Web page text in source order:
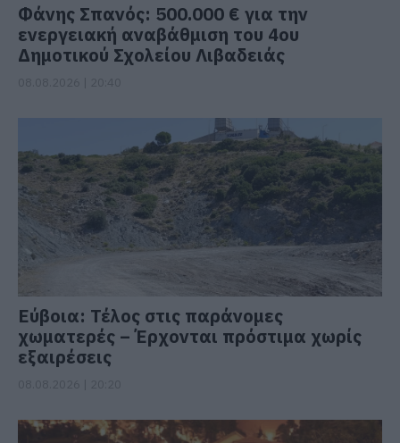
Φάνης Σπανός: 500.000 € για την
ενεργειακή αναβάθμιση του 4ου
Δημοτικού Σχολείου Λιβαδειάς
Εύβοια: Τέλος στις παράνομες
χωματερές – Έρχονται πρόστιμα χωρίς
εξαιρέσεις